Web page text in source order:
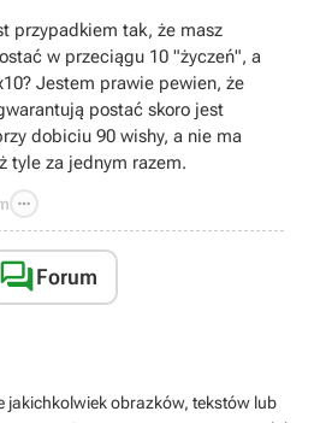
przeżyłem i nie raz taka postać
DMG też działają ale
to bardziej na end game, no
absolutnym no lifem i w dodatku
do artefaktów oraz wishowania.
popularne jest używanie tarczy
sytuacjach.
dps używa sięraczej na end
przypadkiem tak, że masz
w przeciągu 10 "życzeń", a
Jestem prawie pewien, że
postać skoro jest
dobiciu 90 wishy, a nie ma
tyle za jednym razem.

Forum
jakichkolwiek obrazków, tekstów lub